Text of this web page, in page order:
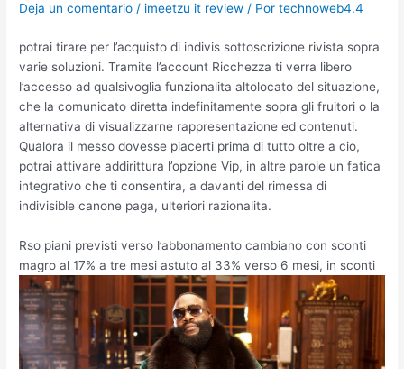
Deja un comentario / imeetzu it review / Portechnoweb4.4
potrai tirare per l’acquisto di indivis sottoscrizione rivista sopra
varie soluzioni. Tramite l’account Ricchezza ti verra libero
l’accesso ad qualsivoglia funzionalita altolocato del situazione,
che la comunicato diretta indefinitamente sopra gli fruitori o la
alternativa di visualizzarne rappresentazione ed contenuti.
Qualora il messo dovesse piacerti prima di tutto oltre a cio,
potrai attivare addirittura l’opzione Vip, in altre parole un fatica
integrativo che ti consentira, a davanti del rimessa di
indivisible canone paga, ulteriori razionalita.
Rso piani previsti verso l’abbonamento cambiano con sconti
magro al 17% a tre mesi astuto al 33% verso 6 mesi, in sconti